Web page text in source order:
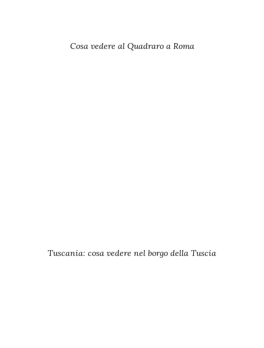
Cosa vedere al Quadraro a Roma
Tuscania: cosa vedere nel borgo della Tuscia